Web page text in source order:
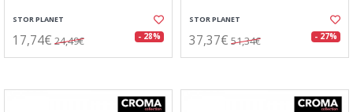
STOR PLANET
17,74€ 24,49€ - 28%
STOR PLANET
37,37€ 51,34€ - 27%